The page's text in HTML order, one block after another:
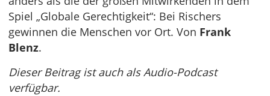
Spiel „Globale Gerechtigkeit“: Bei Rischers
gewinnen die Menschen vor Ort. Von Frank
Blenz.
Dieser Beitrag ist auch als Audio-Podcast
verfügbar.